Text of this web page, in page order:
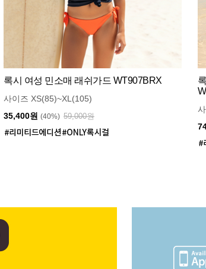
록시 여성 민소매 래쉬가드 WT907BRX
사이즈 XS(85)~XL(105)
35,400원 (40%) 59,000원